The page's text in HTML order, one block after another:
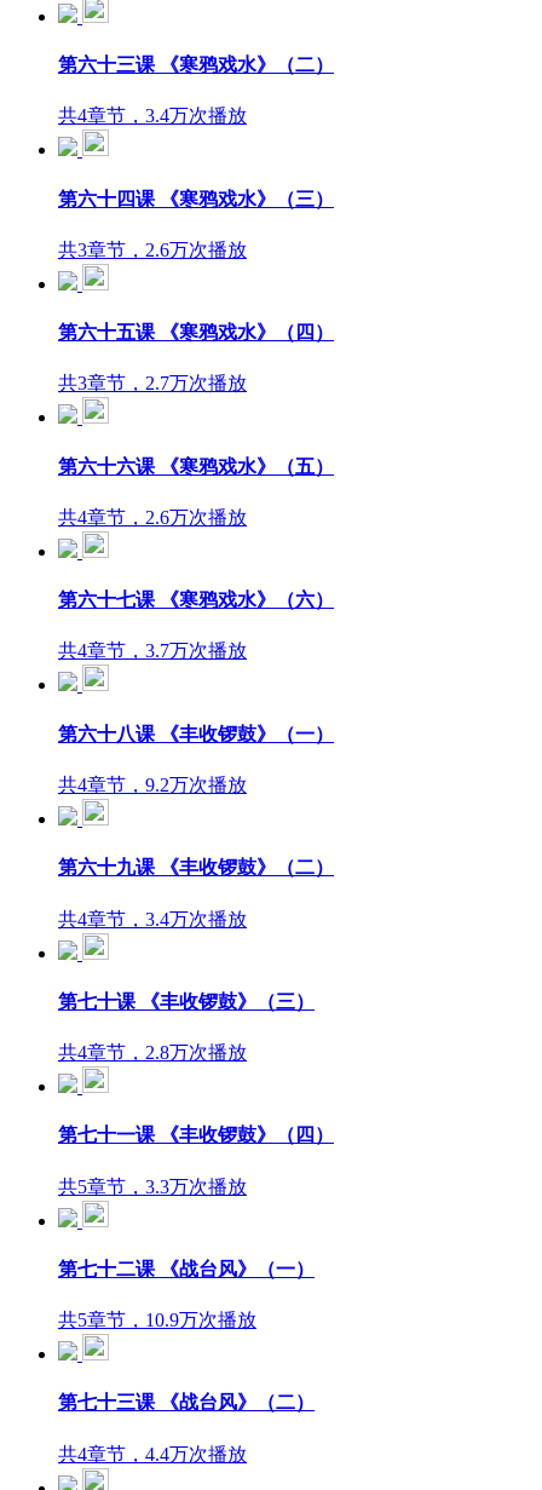
第六十三课 《寒鸦戏水》（二）
共4章节，3.4万次播放
第六十四课 《寒鸦戏水》（三）
共3章节，2.6万次播放
第六十五课 《寒鸦戏水》（四）
共3章节，2.7万次播放
第六十六课 《寒鸦戏水》（五）
共4章节，2.6万次播放
第六十七课 《寒鸦戏水》（六）
共4章节，3.7万次播放
第六十八课 《丰收锣鼓》（一）
共4章节，9.2万次播放
第六十九课 《丰收锣鼓》（二）
共4章节，3.4万次播放
第七十课 《丰收锣鼓》（三）
共4章节，2.8万次播放
第七十一课 《丰收锣鼓》（四）
共5章节，3.3万次播放
第七十二课 《战台风》（一）
共5章节，10.9万次播放
第七十三课 《战台风》（二）
共4章节，4.4万次播放